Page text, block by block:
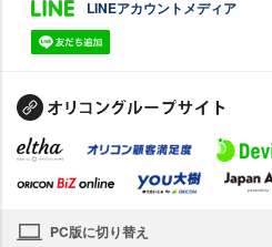
LINEアカウントメディア
PC版に切り替え